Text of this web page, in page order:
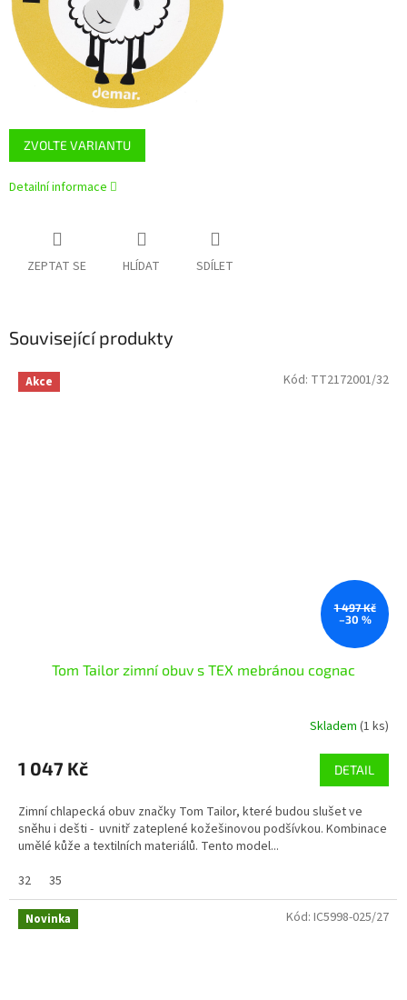
ZVOLTE VARIANTU
Detailní informace
ZEPTAT SE HLÍDAT SDÍLET
Související produkty
Akce
1 497 Kč
–30 %
Tom Tailor zimní obuv s TEX mebránou cognac
Skladem (1 ks)
1 047 Kč DETAIL
Zimní chlapecká obuv značky Tom Tailor, které budou slušet ve
sněhu i dešti - uvnitř zateplené kožešinovou podšívkou. Kombinace
umělé kůže a textilních materiálů. Tento model...
32
35
Kód: TT2172001/32
Novinka Kód: IC5998-025/27